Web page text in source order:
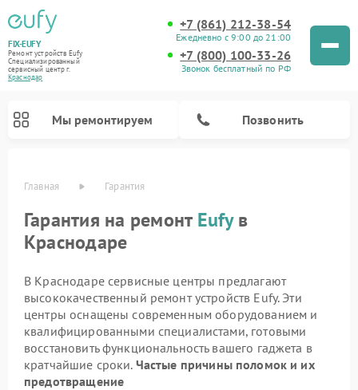
FIX-EUFY
Ремонт устройств Eufy
Специализированный
cервисный центр г.
Краснодар
+7 (861) 212-38-54
Ежедневно с 9:00 до 21:00
+7 (800) 100-33-26
Звонок бесплатный по РФ
Мы ремонтируем Позвонить
Главная Гарантия
Гарантия на ремонт Eufyв
Краснодаре
В Краснодаре сервисные центры предлагают
высококачественный ремонт устройств Eufy. Эти
центры оснащены современным оборудованием и
квалифицированными специалистами, готовыми
восстановить функциональность вашего гаджета в
кратчайшие сроки. Частые причины поломок и их
предотвращение